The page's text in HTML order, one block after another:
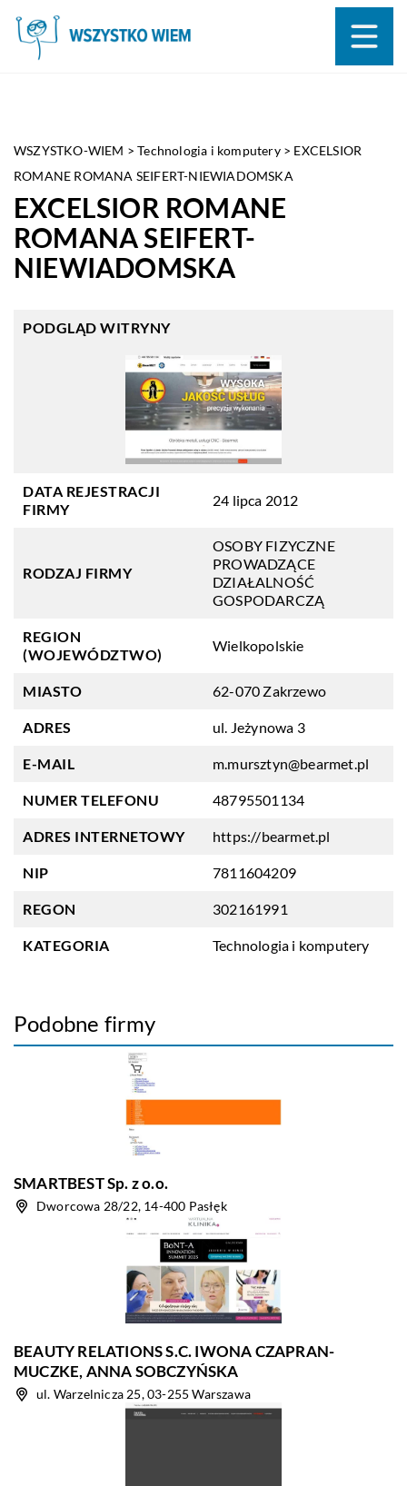
WSZYSTKO-WIEM >Technologia i komputery> EXCELSIOR
ROMANE ROMANA SEIFERT-NIEWIADOMSKA
EXCELSIOR ROMANE
ROMANA SEIFERT-
NIEWIADOMSKA
PODGLĄD WITRYNY
DATA REJESTRACJI
FIRMY
24 lipca 2012
RODZAJ FIRMY
OSOBY FIZYCZNE
PROWADZĄCE
DZIAŁALNOŚĆ
GOSPODARCZĄ
REGION
(WOJEWÓDZTWO)
Wielkopolskie
MIASTO 62-070 Zakrzewo
ADRES ul. Jeżynowa 3
E-MAIL m.mursztyn@bearmet.pl
NUMER TELEFONU 48795501134
ADRES INTERNETOWY https://bearmet.pl
NIP 7811604209
REGON 302161991
KATEGORIA Technologia i komputery
Podobne firmy
SMARTBEST Sp. z o.o.
Dworcowa 28/22, 14-400 Pasłęk
BEAUTY RELATIONS S.C. IWONA CZAPRAN-
MUCZKE, ANNA SOBCZYŃSKA
ul. Warzelnicza 25, 03-255 Warszawa